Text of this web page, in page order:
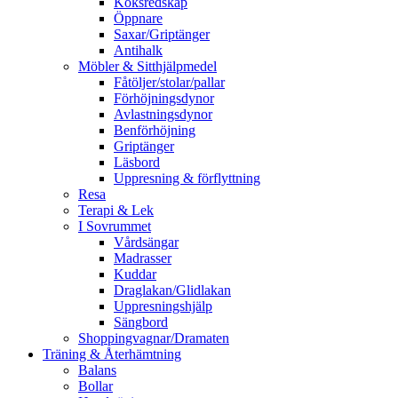
Öppnare
Saxar/Griptänger
Antihalk
Möbler & Sitthjälpmedel
Fåtöljer/stolar/pallar
Förhöjningsdynor
Avlastningsdynor
Benförhöjning
Griptänger
Läsbord
Uppresning & förflyttning
Resa
Terapi & Lek
I Sovrummet
Vårdsängar
Madrasser
Kuddar
Draglakan/Glidlakan
Uppresningshjälp
Sängbord
Shoppingvagnar/Dramaten
Träning & Återhämtning
Balans
Bollar